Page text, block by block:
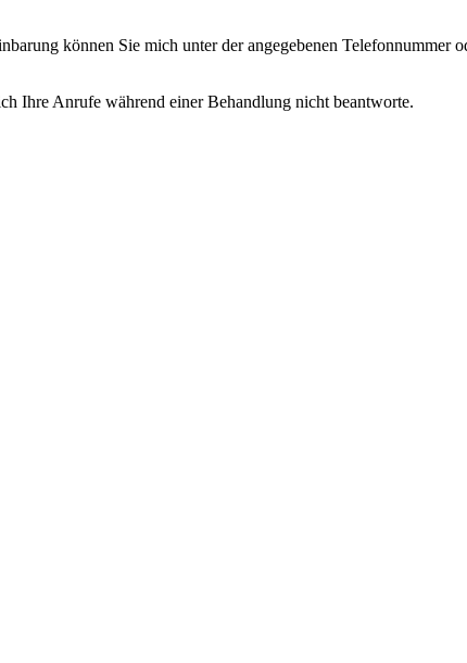
können Sie mich unter der angegebenen Telefonnummer
Ihre Anrufe während einer Behandlung nicht beantworte.